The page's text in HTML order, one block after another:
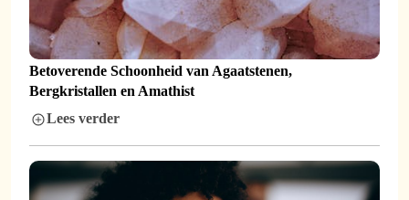
Betoverende Schoonheid van Agaatstenen,
Bergkristallen en Amathist
Lees verder